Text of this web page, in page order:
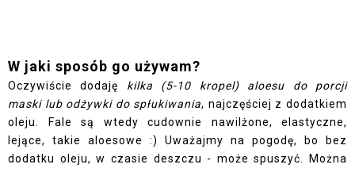
W jaki sposób go używam?
Oczywiście dodaję kilka (5-10 kropel) aloesu do porcji
maski lub odżywki do spłukiwania, najczęściej z dodatkiem
oleju. Fale są wtedy cudownie nawilżone, elastyczne,
lejące, takie aloesowe :) Uważajmy na pogodę, bo bez
dodatku oleju, w czasie deszczu - może spuszyć.
Można